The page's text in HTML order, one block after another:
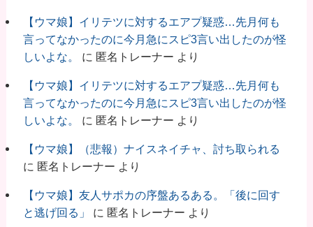
【ウマ娘】イリテツに対するエアプ疑惑…先月何も
言ってなかったのに今月急にスピ3言い出したのが怪
しいよな。
に 匿名トレーナー より
【ウマ娘】イリテツに対するエアプ疑惑…先月何も
言ってなかったのに今月急にスピ3言い出したのが怪
しいよな。
に 匿名トレーナー より
【ウマ娘】（悲報）ナイスネイチャ、討ち取られる
に 匿名トレーナー より
【ウマ娘】友人サポカの序盤あるある。「後に回す
と逃げ回る」
に 匿名トレーナー より